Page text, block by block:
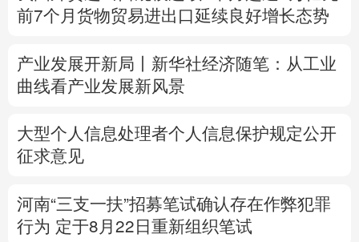
English Español
Русский язык 日本語 한국어
前7个月货物贸易进出口延续良好增长态势
产业发展开新局丨 新华社经济随笔：从工业
曲线看产业发展新风景
大型个人信息处理者个人信息保护规定公开
征求意见
河南“三支一扶”招募笔试确认存在作弊犯罪
行为 定于8月22日重新组织笔试